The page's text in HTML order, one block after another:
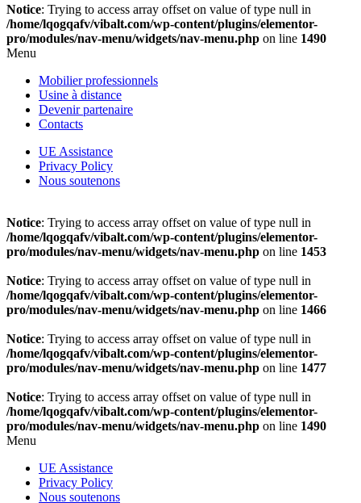
Notice: Trying to access array offset on value of type null in
/home/lqogqafv/vibalt.com/wp-content/plugins/elementor-
pro/modules/nav-menu/widgets/nav-menu.php on line 1490
Menu
Mobilier professionnels
Usine à distance
Devenir partenaire
Contacts
UE Assistance
Privacy Policy
Nous soutenons
Notice: Trying to access array offset on value of type null in
/home/lqogqafv/vibalt.com/wp-content/plugins/elementor-
pro/modules/nav-menu/widgets/nav-menu.php on line 1453
Notice: Trying to access array offset on value of type null in
/home/lqogqafv/vibalt.com/wp-content/plugins/elementor-
pro/modules/nav-menu/widgets/nav-menu.php on line 1466
Notice: Trying to access array offset on value of type null in
/home/lqogqafv/vibalt.com/wp-content/plugins/elementor-
pro/modules/nav-menu/widgets/nav-menu.php on line 1477
Notice: Trying to access array offset on value of type null in
/home/lqogqafv/vibalt.com/wp-content/plugins/elementor-
pro/modules/nav-menu/widgets/nav-menu.php on line 1490
Menu
UE Assistance
Privacy Policy
Nous soutenons